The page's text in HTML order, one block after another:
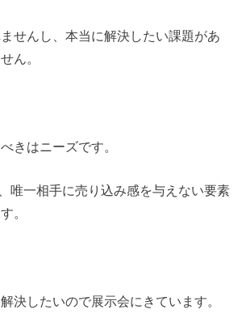
せんし、本当に解決したい課題があ
ん。
きはニーズです。
唯一相手に売り込み感を与えない要素
。
決したいので展示会にきています。